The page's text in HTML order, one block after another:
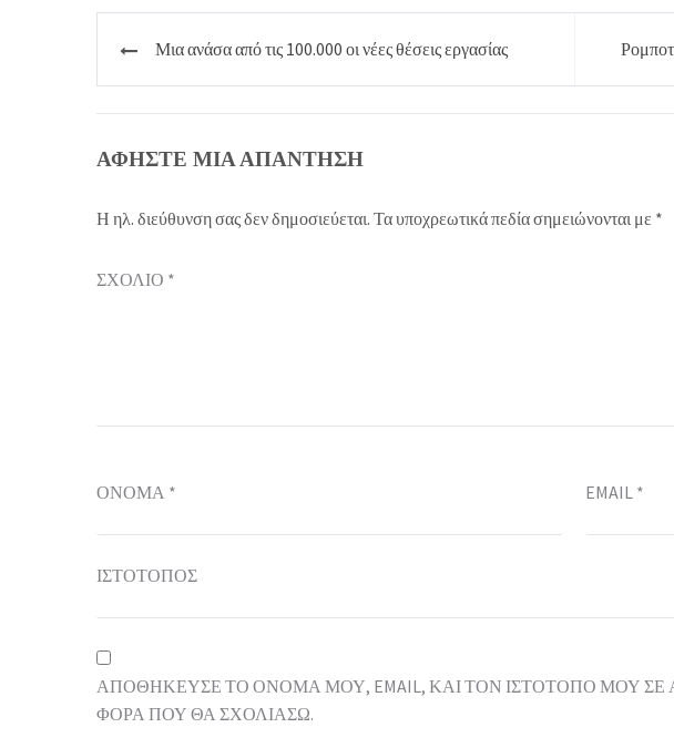
Πλοήγηση
Μια ανάσα από τις 100.000 οι νέες θέσεις εργασίας
ΑΦΉΣΤΕ ΜΙΑ ΑΠΆΝΤΗΣΗ
Η ηλ. διεύθυνση σας δεν δημοσιεύεται. Τα υποχρεωτικά πεδία σημειώνονται με *
ΣΧΌΛΙΟ *
ΌΝΟΜΑ * EMAIL *
ΙΣΤΌΤΟΠΟΣ
ΑΠΟΘΉΚΕΥΣΕ ΤΟ ΌΝΟΜΆ ΜΟΥ, EMAIL, ΚΑΙ ΤΟΝ ΙΣΤΌΤΟΠΟ ΜΟΥ
ΦΟΡΆ ΠΟΥ ΘΑ ΣΧΟΛΙΆΣΩ.